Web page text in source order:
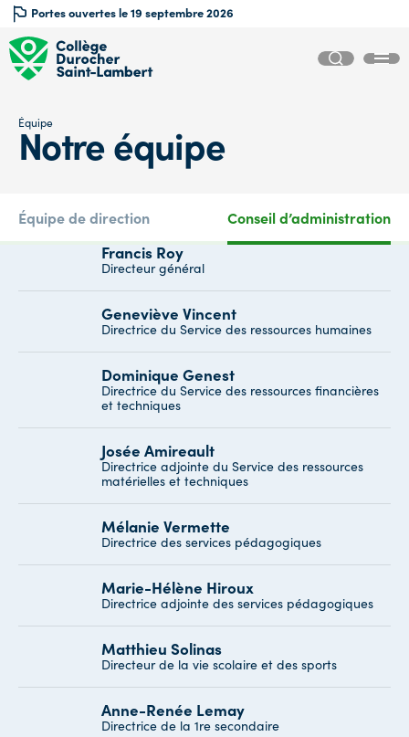
Portes ouvertes le 19 septembre 2026
Équipe
Notre équipe
Équipe de direction Conseil d’administration
Francis Roy
Directeur général
Geneviève Vincent
Directrice du Service des ressources humaines
Dominique Genest
Directrice du Service des ressources financières
et techniques
Josée Amireault
Directrice adjointe du Service des ressources
matérielles et techniques
Mélanie Vermette
Directrice des services pédagogiques
Marie-Hélène Hiroux
Directrice adjointe des services pédagogiques
Matthieu Solinas
Directeur de la vie scolaire et des sports
Anne-Renée Lemay
Directrice de la 1re secondaire